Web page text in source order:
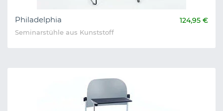
Philadelphia 124,95 €
Seminarstühle aus Kunststoff